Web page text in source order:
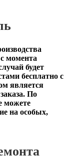
момента
будет
бесплатно с
является
По
можете
на особых,